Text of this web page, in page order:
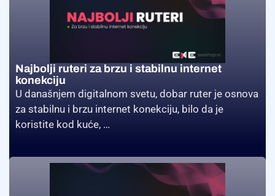
Najbolji ruteri za brzu i stabilnu internet
konekciju
U današnjem digitalnom svetu, dobar ruter je osnova
za stabilnu i brzu internet konekciju, bilo da je
koristite kod kuće, …